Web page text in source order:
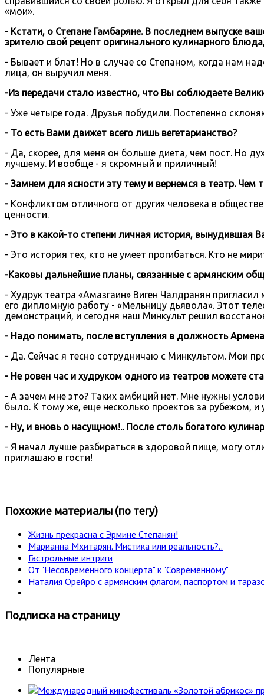
«мои».
- Кстати, о Степане Гамбаряне. В последнем выпуске
зрителю свой рецепт оригинального кулинарного
- Бывает и блат! Но в случае со Степаном, когда нам
лица, он выручил меня.
-Из передачи стало известно, что Вы соблюдаете
- Уже четыре года. Друзья побудили. Постепенно
- То есть Вами движет всего лишь вегетарианство?
- Да, скорее, для меня он больше диета, чем пост. Но
лучшему. И вообще - я скромный и приличный!
- Замнем для ясности эту тему и вернемся в театр.
- Конфликтом отличного от других человека в
ценности.
- Это в какой-то степени личная история, вынудившая
- Это история тех, кто не умеет прогибаться. Кто не
-Каковы дальнейшие планы, связанные с армянским
- Худрук театра «Амазгаин» Виген Чалдранян
его дипломную работу - «Мельницу дьявола». Этот
демонстраций, и сегодня наш Минкульт решил
- Надо понимать, после вступления в должность
- Да. Сейчас я тесно сотрудничаю с Минкультом. Мои
- Не ровен час и худруком одного из театров можете
- А зачем мне это? Таких амбиций нет. Мне нужны
было. К тому же, еще несколько проектов за рубежом,
- Ну, и вновь о насущном!.. После столь богатого
- Я начал лучше разбираться в здоровой пище, могу
приглашаю в гости!
Похожие материалы (по тегу)
Жизнь прекрасна с Эрмине Степанян!
Марианна Мхитарян. Мистика или реальность?..
Гастрольные интриги
От "Несовременного концерта" к "Современному"
Наталия Орейро с армянским флагом, паспортом и
Подписка на страницу
Лента
Популярные